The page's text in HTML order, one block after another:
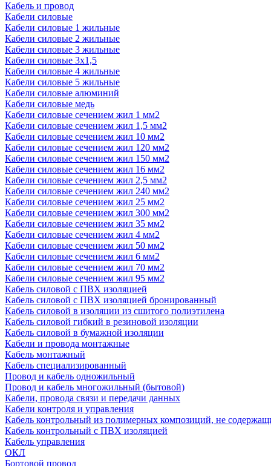
Кабель и провод
Кабели силовые
Кабели силовые 1 жильные
Кабели силовые 2 жильные
Кабели силовые 3 жильные
Кабели силовые 3х1,5
Кабели силовые 4 жильные
Кабели силовые 5 жильные
Кабели силовые алюминий
Кабели силовые медь
Кабели силовые сечением жил 1 мм2
Кабели силовые сечением жил 1,5 мм2
Кабели силовые сечением жил 10 мм2
Кабели силовые сечением жил 120 мм2
Кабели силовые сечением жил 150 мм2
Кабели силовые сечением жил 16 мм2
Кабели силовые сечением жил 2,5 мм2
Кабели силовые сечением жил 240 мм2
Кабели силовые сечением жил 25 мм2
Кабели силовые сечением жил 300 мм2
Кабели силовые сечением жил 35 мм2
Кабели силовые сечением жил 4 мм2
Кабели силовые сечением жил 50 мм2
Кабели силовые сечением жил 6 мм2
Кабели силовые сечением жил 70 мм2
Кабели силовые сечением жил 95 мм2
Кабель силовой с ПВХ изоляцией
Кабель силовой с ПВХ изоляцией бронированный
Кабель силовой в изоляции из сшитого полиэтилена
Кабель силовой гибкий в резиновой изоляции
Кабель силовой в бумажной изоляции
Кабели и провода монтажные
Кабель монтажный
Кабель специализированный
Провод и кабель одножильный
Провод и кабель многожильный (бытовой)
Кабели, провода связи и передачи данных
Кабели контроля и управления
Кабель контрольный из полимерных композиций, не
Кабель контрольный с ПВХ изоляцией
Кабель управления
ОКЛ
Бортовой провод